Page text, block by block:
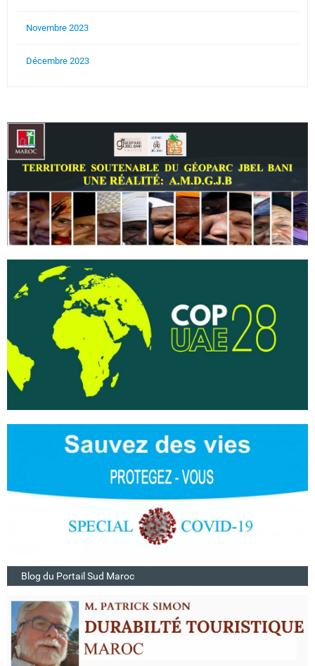
Novembre 2023
Décembre 2023
Blog du Portail Sud Maroc